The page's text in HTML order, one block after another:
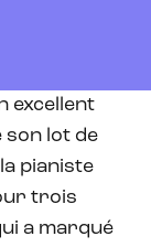
excellent
lot de
pianiste
trois
a marqué